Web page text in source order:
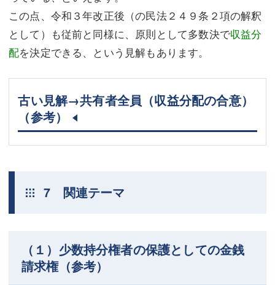
この点、令和３年改正後（の民法２４９条２項の解釈
として）も従前と同様に、原則として多数決で収益分
配を決定できる、という見解もあります。
古い見解→共有者全員（収益分配の合意）
（参考）
7 関連テーマ
（１）少数持分権者の保護としての金銭
請求権（参考）